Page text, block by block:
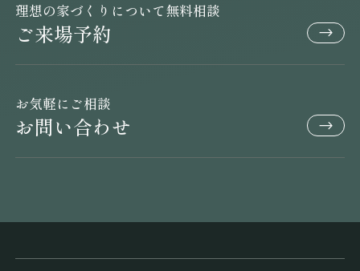
理想の家づくりについて無料相談
ご来場予約
お気軽にご相談
お問い合わせ